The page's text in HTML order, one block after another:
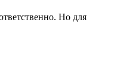
Но для